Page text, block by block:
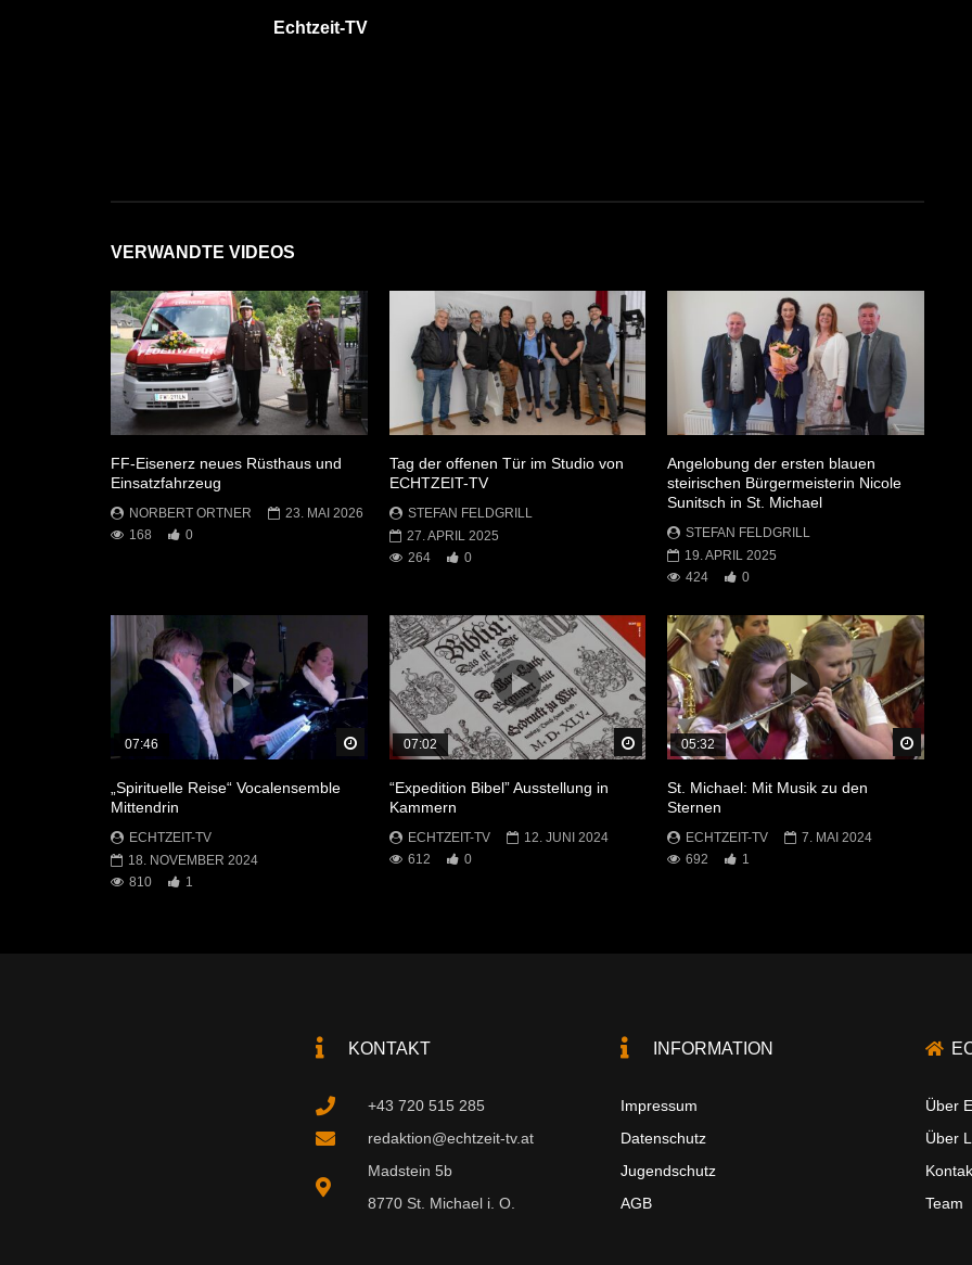
Echtzeit-TV
VERWANDTE VIDEOS
FF-Eisenerz neues Rüsthaus und
Einsatzfahrzeug
NORBERT ORTNER
23. MAI 2026
168
0
Tag der offenen Tür im Studio von
ECHTZEIT-TV
STEFAN FELDGRILL
27. APRIL 2025
264
0
Angelobung der ersten blauen
steirischen Bürgermeisterin Nicole
Sunitsch in St. Michael
STEFAN FELDGRILL
19. APRIL 2025
424
0
Später Ansehen
07:46
„Spirituelle Reise“ Vocalensemble
Mittendrin
ECHTZEIT-TV
18. NOVEMBER 2024
810
1
Später Ansehen
07:02
“Expedition Bibel” Ausstellung in
Kammern
ECHTZEIT-TV
12. JUNI 2024
612
0
Später
05:32
St. Michael: Mit Musik zu den
Sternen
ECHTZEIT-TV
7. MAI 2024
692
1
KONTAKT
+43 720 515 285
redaktion@echtzeit-tv.at
Madstein 5b
8770 St. Michael i. O.
INFORMATION
Impressum
Datenschutz
Jugendschutz
AGB
Über
Über
Team